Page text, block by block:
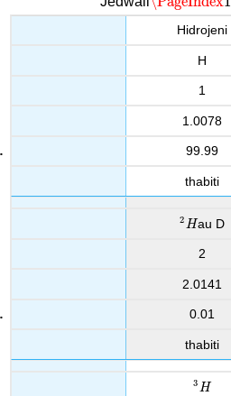
Hidrojeni
H
1
1.0078
99.99
thabiti
2 H
2Hau D
2
2.0141
0.01
thabiti
3 H
3H